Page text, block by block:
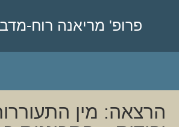
פרופ' מריאנה רוח-
הרצאה: מין